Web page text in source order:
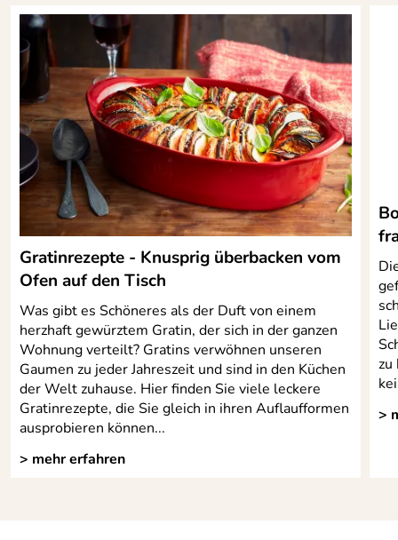
Gratinrezepte - Knusprig überbacken vom
Ofen auf den Tisch
Was gibt es Schöneres als der Duft von einem
herzhaft gewürztem Gratin, der sich in der ganzen
Wohnung verteilt? Gratins verwöhnen unseren
Gaumen zu jeder Jahreszeit und sind in den Küchen
der Welt zuhause. Hier finden Sie viele leckere
Gratinrezepte, die Sie gleich in ihren Auflaufformen
ausprobieren können...
> mehr erfahren
zu
>